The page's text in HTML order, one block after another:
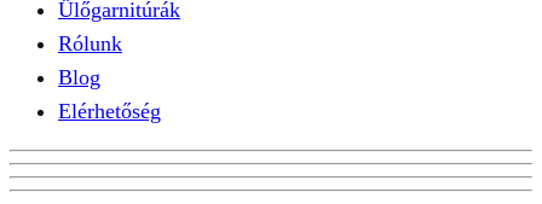
Ülőgarnitúrák
Rólunk
Blog
Elérhetőség